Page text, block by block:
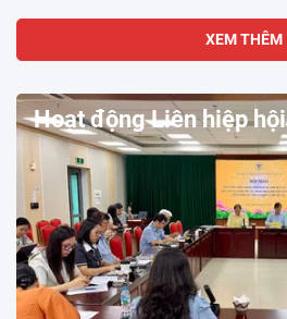
XEM THÊM
Hoạt động Liên hiệp hội